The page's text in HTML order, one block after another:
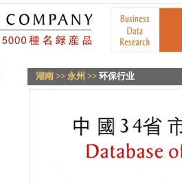
湖南 >> 永州 >> 环保行业